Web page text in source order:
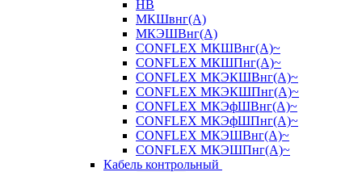
НВ
МКШвнг(А)
МКЭШВнг(А)
CONFLEX МКШВнг(А)~
CONFLEX МКШПнг(А)~
CONFLEX МКЭКШВнг(А)~
CONFLEX МКЭКШПнг(А)~
CONFLEX МКЭфШВнг(А)~
CONFLEX МКЭфШПнг(А)~
CONFLEX МКЭШВнг(А)~
CONFLEX МКЭШПнг(А)~
Кабель контрольный